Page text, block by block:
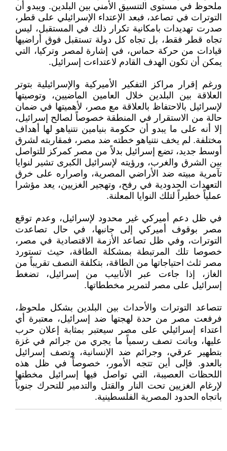
ملحوظ في مستوى التنسيق الأمني بين البلدين. ويبدو أن
التوترات في تصاعد، فبعد الإعتداء الإسرائيلي على قطر،
صدرت تهديدات بامكانية تكرار ذلك في المستقبل، ليس
تجاه قطر فقط، بل تجاه كل دولة تستقبل فوق أراضيها
قيادات من حركة حماس، في إشارة لمصر وتركيا، التي
يمكن أن تكون الهدف القادم لاعتداءت إسرائيل.
ورغم إقرار مراكز التفكير الأميركية والإسرائيلية بتوتر
العلاقة بين البلدين خلال العامين الماضيين، وتوصيتها
لإسرائيل بالاحتفاظ بالعلاقة مع مصر، لأهميتها في ضمان
حالة من الاستقرار في المنطقة خصوصاً لصالح إسرائيل،
إلا أنه على ما يبدو أن حكومة بنيامين نتنياهو لها أهداف
مختلفة. لم يخف نتنياهو خطته ضد مصر، فمقاربته لشرق
أوسط جديد، تضع إسرائيل بدلاً من مصر كمركز للتواصل
بين الشرق والغرب، ورؤيته لإسرائيل الكبرى تشير لنوايا
تآمرية مبيته ضد الأراضي المصرية، واصراره على خرق
التعهدات الحدودية في رفح، وتهجير الغزيين، يعد مؤشرا
عملياً خطيراً لتلك النوايا المعلنة.
في ظل دعم أميركي غير محدود لإسرائيل، وعدم توقع
مصر بوقوف أميركي إلى جانبها، في حال تصاعدت
التوترات، وفي ظل تصاعد الأزمة الاقتصادية في مصر،
خصوصا تلك المرتبطة بمشكلة الطاقة، حيث تستورد
مصر ثلث احتياجاتها من الطاقة، بتكلفة النصف تقريباً من
الغاز، إذا جاءت عبر الأنابيب من إسرائيل، تضغط
إسرائيل على مصر لتمرير مخططاتها.
تتصاعد التوترات والأحداث بين البلدين بشكل ملحوظ،
فرفعت مصر من حدة لهجتها ضد إسرائيل، معتبرة أي
اعتداء إسرائيلي على مصر سيعتبر بمثابة إعلان حرب
عليها، وباتت تصف رسمياً ما يجري من جرائم في غزة
بتطهير عرقي، وجرائم ضد الإنسانية، وتصف إسرائيل
بالعدو. فإلى أين تتجه الأمور، خصوصاً في ظل هذه
اللحظات العصيبة، التي تواصل فيها إسرائيل مخطتها
لإرغام الغزيين تحت النار والقتل والتدمير للتحرك جنوباً
باتجاه الحدود المصرية الفلسطينية.